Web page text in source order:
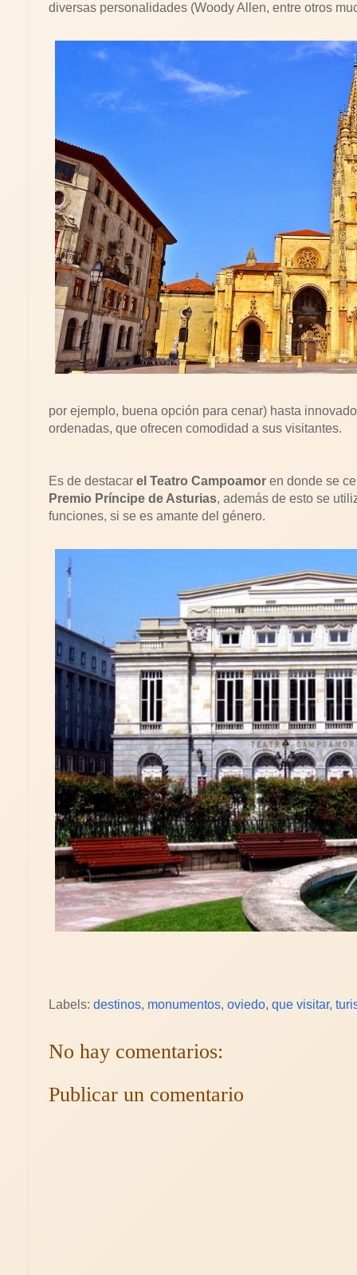
diversas personalidades (Woody Allen, entre otros
por ejemplo, buena opción para cenar) hasta
ordenadas, que ofrecen comodidad a sus visitantes.
Es de destacar el Teatro Campoamor en donde se
Premio Príncipe de Asturias, además de esto se
funciones, si se es amante del género.
Labels: destinos, monumentos, oviedo, que visitar,
No hay comentarios:
Publicar un comentario